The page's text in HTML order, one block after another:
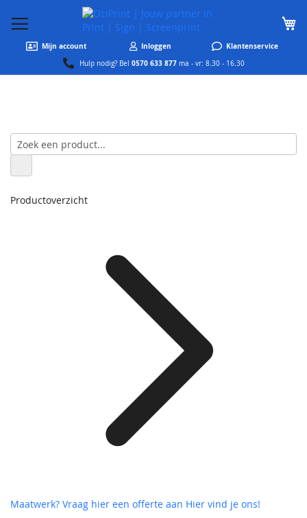
Mijn account Inloggen Klantenservice
Hulp nodig? Bel 0570 633 877 ma - vr: 8.30 - 16.30
Productoverzicht
Maatwerk? Vraag hier een offerte aan Hier vind je ons!